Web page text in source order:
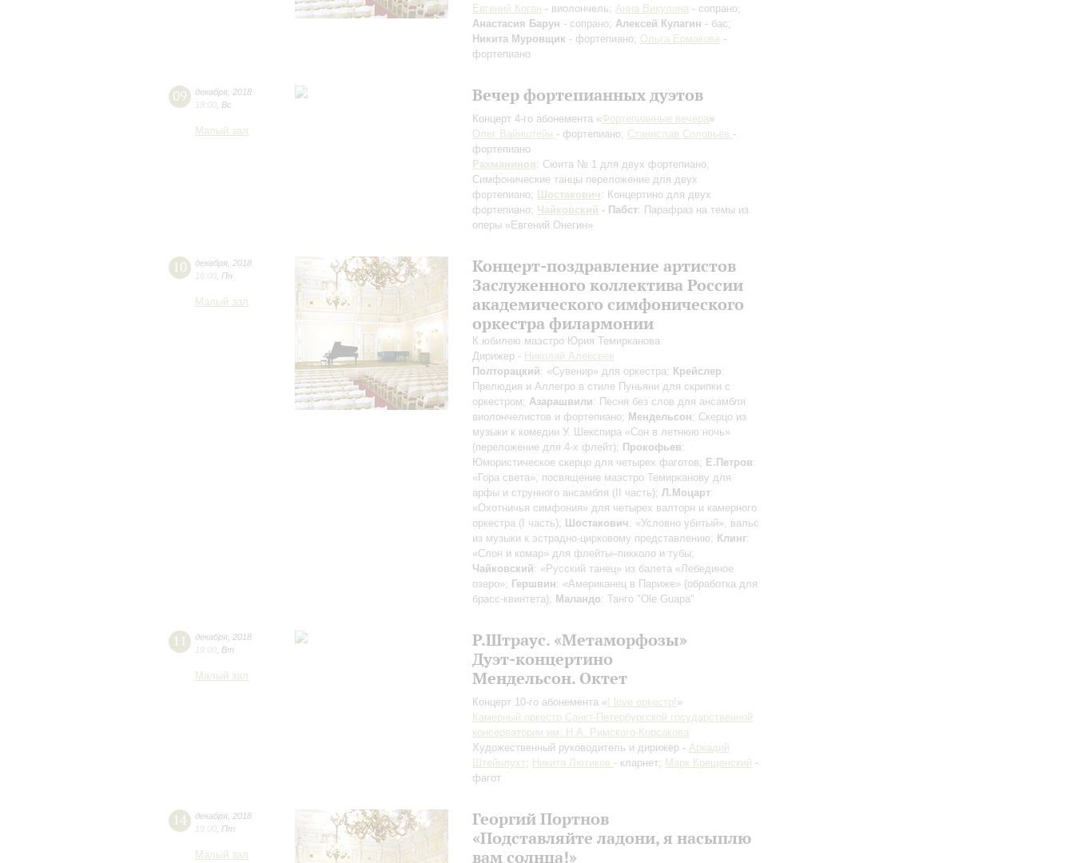
Евгений Коган - виолончель; Анна Викулина - сопрано;
Анастасия Барун - сопрано; Алексей Кулагин - бас;
Никита Муровщик - фортепиано; Ольга Ермакова -
фортепиано
09 декабря 2018
19:00 Вс
Малый зал
Вечер фортепианных дуэтов
Концерт 4-го абонемента «Фортепианные вечера»
Олег Вайнштейн - фортепиано; Станислав Соловьёв -
фортепиано
Рахманинов: Сюита № 1 для двух фортепиано,
Симфонические танцы переложение для двух
фортепиано; Шостакович : Концертино для двух
фортепиано; Чайковский - Пабст: Парафраз на темы из
оперы «Евгений Онегин»
10 декабря 2018
18:00 Пн
Малый зал
Концерт-поздравление артистов
Заслуженного коллектива России
академического симфонического
оркестра филармонии
К юбилею маэстро Юрия Темирканова
Дирижер - Николай Алексеев
Полторацкий: «Сувенир» для оркестра; Крейслер:
Прелюдия и Аллегро в стиле Пуньяни для скрипки с
оркестром; Азарашвили: Песня без слов для ансамбля
виолончелистов и фортепиано; Мендельсон: Скерцо из
музыки к комедии У. Шекспира «Сон в летнюю ночь»
(переложение для 4-х флейт); Прокофьев:
Юмористическое скерцо для четырех фаготов; Е.Петров:
«Гора света», посвящение маэстро Темирканову для
арфы и струнного ансамбля (II часть); Л.Моцарт:
«Охотничья симфония» для четырех валторн и камерного
оркестра (I часть); Шостакович: «Условно убитый», вальс
из музыки к эстрадно-цирковому представлению; Клинг:
«Слон и комар» для флейты–пикколо и тубы;
Чайковский: «Русский танец» из балета «Лебединое
озеро»; Гершвин: «Американец в Париже» (обработка для
брасс-квинтета); Маландо: Танго "Ole Guapa"
11 декабря 2018
19:00 Вт
Малый зал
Р.Штраус. «Метаморфозы»
Дуэт-концертино
Мендельсон. Октет
Концерт 10-го абонемента « I love оркестр! »
Камерный оркестр Санкт-Петербургской государственной
консерватории им. Н.А. Римского-Корсакова
Художественный руководитель и дирижер - Аркадий
Штейнлухт; Никита Лютиков - кларнет; Марк Крещенский -
фагот
14 декабря 2018
19:00 Пт
Малый зал
Георгий Портнов
«Подставляйте ладони, я насыплю
вам солнца!»